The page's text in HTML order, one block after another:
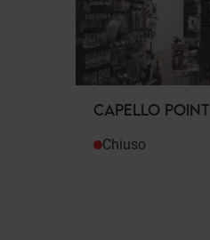
CAPELLO POINT
Chiuso